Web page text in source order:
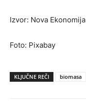
Izvor: Nova Ekonomija
Foto: Pixabay
KLJUČNE REČI biomasa